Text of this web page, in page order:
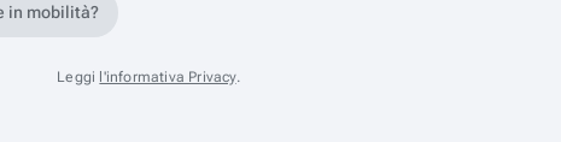
in mobilità?
Leggi l'informativa Privacy.